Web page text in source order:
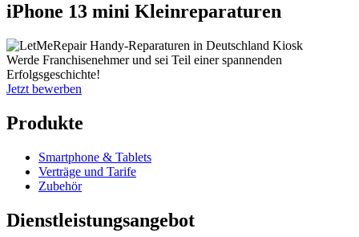
iPhone 13 mini Kleinreparaturen
Werde Franchisenehmer und sei Teil einer spannenden
Erfolgsgeschichte!
Jetzt bewerben
Produkte
Smartphone & Tablets
Verträge und Tarife
Zubehör
Dienstleistungsangebot